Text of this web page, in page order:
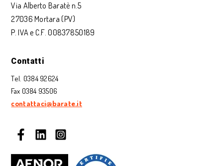
Via Alberto Baratè n.5
27036 Mortara (PV)
P. IVA e C.F. 00837850189
Contatti
Tel. 0384 92624
Fax 0384 93506
contattaci@barate.it